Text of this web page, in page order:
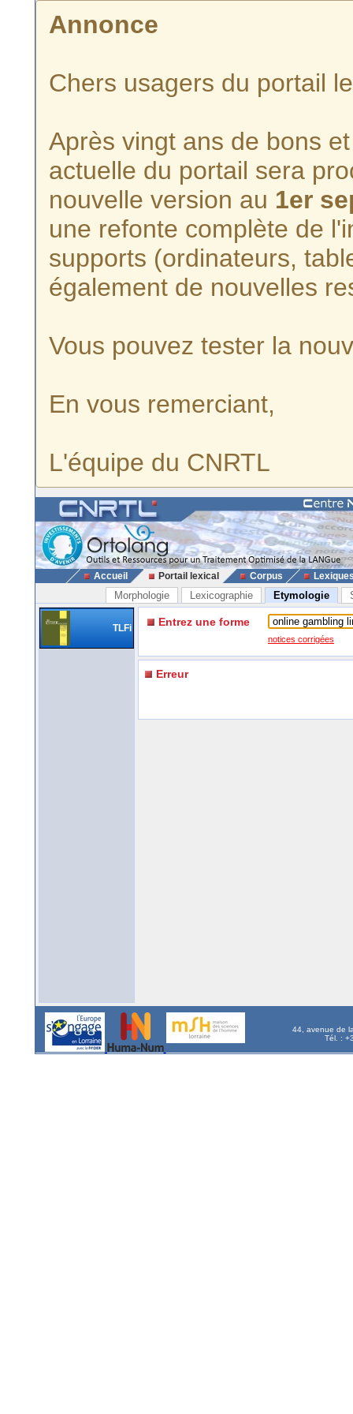
Annonce
Chers usagers du portail
Après vingt ans de bons
actuelle du portail sera
nouvelle version au 1er
une refonte complète de
supports (ordinateurs,
également de nouvelles
Vous pouvez tester la
En vous remerciant,
L'équipe du CNRTL
Accueil Portail lexical Corpus
Morphologie Lexicographie Etymologie
TLFi Entrez une forme
notices corrigées
Erreur
44, avenue de
Tél. :